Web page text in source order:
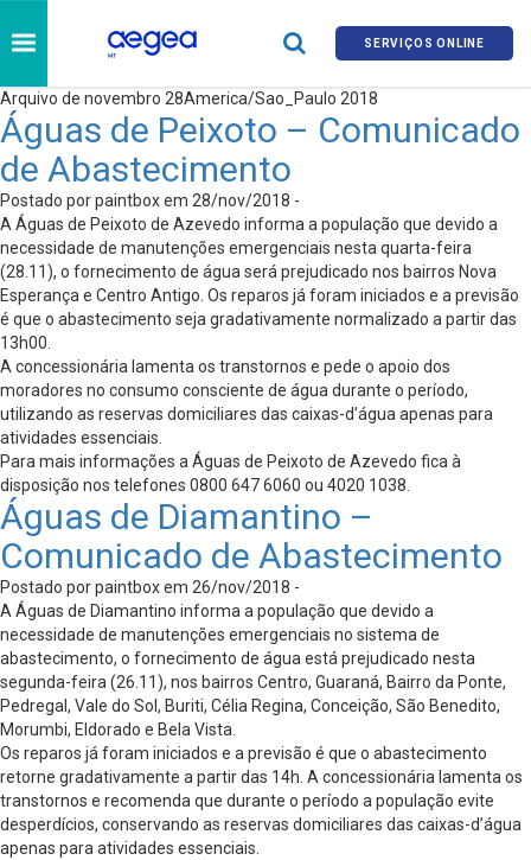
SERVIÇOS ONLINE
Arquivo de novembro 28America/Sao_Paulo 2018
Águas de Peixoto – Comunicado
de Abastecimento
Postado por paintbox em 28/nov/2018 -
A Águas de Peixoto de Azevedo informa a população que devido a
necessidade de manutenções emergenciais nesta quarta-feira
(28.11), o fornecimento de água será prejudicado nos bairros Nova
Esperança e Centro Antigo. Os reparos já foram iniciados e a previsão
é que o abastecimento seja gradativamente normalizado a partir das
13h00.
A concessionária lamenta os transtornos e pede o apoio dos
moradores no consumo consciente de água durante o período,
utilizando as reservas domiciliares das caixas-d’água apenas para
atividades essenciais.
Para mais informações a Águas de Peixoto de Azevedo fica à
disposição nos telefones 0800 647 6060 ou 4020 1038.
Águas de Diamantino –
Comunicado de Abastecimento
Postado por paintbox em 26/nov/2018 -
A Águas de Diamantino informa a população que devido a
necessidade de manutenções emergenciais no sistema de
abastecimento, o fornecimento de água está prejudicado nesta
segunda-feira (26.11), nos bairros Centro, Guaraná, Bairro da Ponte,
Pedregal, Vale do Sol, Buriti, Célia Regina, Conceição, São Benedito,
Morumbi, Eldorado e Bela Vista.
Os reparos já foram iniciados e a previsão é que o abastecimento
retorne gradativamente a partir das 14h. A concessionária lamenta os
transtornos e recomenda que durante o período a população evite
desperdícios, conservando as reservas domiciliares das caixas-d’água
apenas para atividades essenciais.